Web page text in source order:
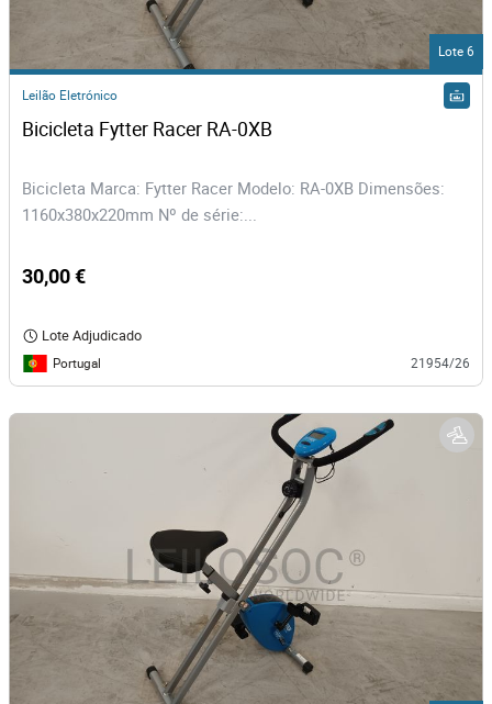
Lote 6
Leilão Eletrónico
Bicicleta Fytter Racer RA-0XB
Bicicleta Marca: Fytter Racer Modelo: RA-0XB Dimensões:
1160x380x220mm Nº de série:...
30,00 €
Lote Adjudicado
Portugal 21954/26